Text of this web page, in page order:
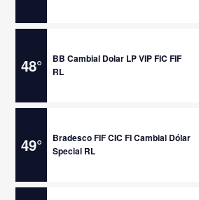
48°
BB Cambial Dolar LP VIP FIC FIF
RL
49°
Bradesco FIF CIC FI Cambial Dólar
Special RL